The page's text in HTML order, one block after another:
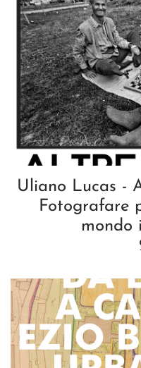
Uliano Lucas -
Fotografare
mondo